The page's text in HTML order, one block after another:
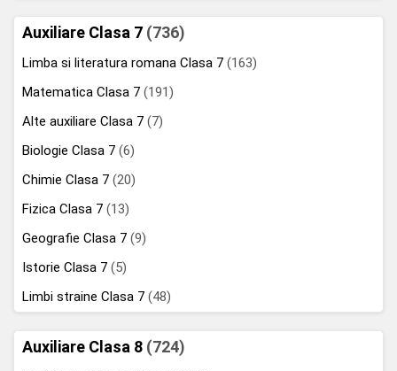
Auxiliare Clasa 7 (736)
Limba si literatura romana Clasa 7 (163)
Matematica Clasa 7 (191)
Alte auxiliare Clasa 7 (7)
Biologie Clasa 7 (6)
Chimie Clasa 7 (20)
Fizica Clasa 7 (13)
Geografie Clasa 7 (9)
Istorie Clasa 7 (5)
Limbi straine Clasa 7 (48)
Auxiliare Clasa 8 (724)